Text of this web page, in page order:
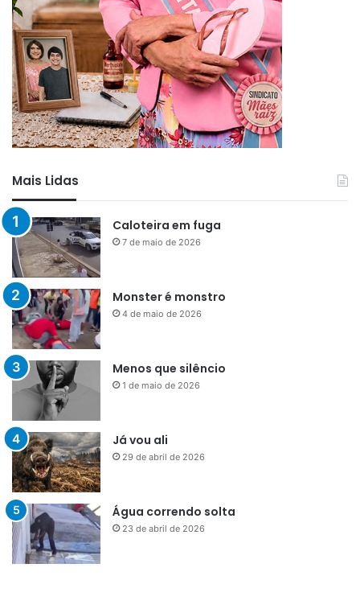
Mais Lidas
Caloteira em fuga
7 de maio de 2026
Monster é monstro
4 de maio de 2026
Menos que silêncio
1 de maio de 2026
Já vou ali
29 de abril de 2026
Água correndo solta
23 de abril de 2026